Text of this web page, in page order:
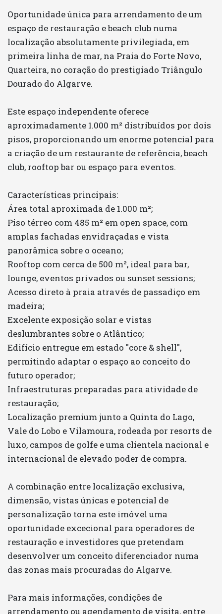
Oportunidade única para arrendamento de um
espaço de restauração e beach club numa
localização absolutamente privilegiada, em
primeira linha de mar, na Praia do Forte Novo,
Quarteira, no coração do prestigiado Triângulo
Dourado do Algarve.
Este espaço independente oferece
aproximadamente 1.000 m² distribuídos por dois
pisos, proporcionando um enorme potencial para
a criação de um restaurante de referência, beach
club, rooftop bar ou espaço para eventos.
Características principais:
Área total aproximada de 1.000 m²;
Piso térreo com 485 m² em open space, com
amplas fachadas envidraçadas e vista
panorâmica sobre o oceano;
Rooftop com cerca de 500 m², ideal para bar,
lounge, eventos privados ou sunset sessions;
Acesso direto à praia através de passadiço em
madeira;
Excelente exposição solar e vistas
deslumbrantes sobre o Atlântico;
Edifício entregue em estado "core & shell",
permitindo adaptar o espaço ao conceito do
futuro operador;
Infraestruturas preparadas para atividade de
restauração;
Localização premium junto a Quinta do Lago,
Vale do Lobo e Vilamoura, rodeada por resorts de
luxo, campos de golfe e uma clientela nacional e
internacional de elevado poder de compra.
A combinação entre localização exclusiva,
dimensão, vistas únicas e potencial de
personalização torna este imóvel uma
oportunidade excecional para operadores de
restauração e investidores que pretendam
desenvolver um conceito diferenciador numa
das zonas mais procuradas do Algarve.
Para mais informações, condições de
arrendamento ou agendamento de visita, entre